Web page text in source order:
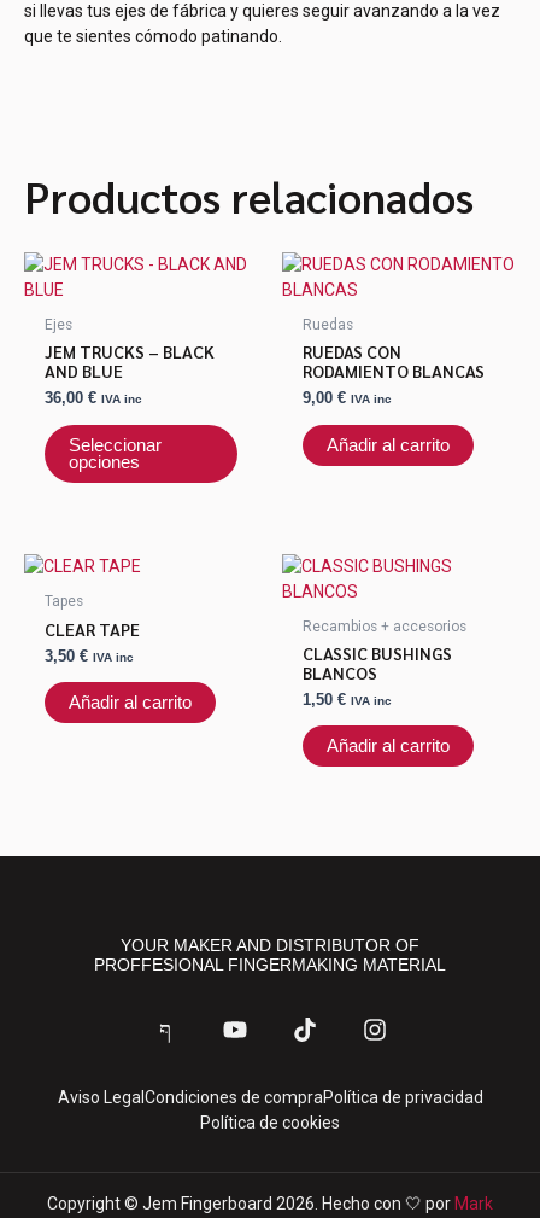
si llevas tus ejes de fábrica y quieres seguir avanzando a la vez
que te sientes cómodo patinando.
Productos relacionados
Ejes
JEM TRUCKS – BLACK
AND BLUE
36,00 € IVA inc
Seleccionar
opciones
Este
producto
variantes.
pueden
página
producto
Ruedas
RUEDAS CON
RODAMIENTO BLANCAS
9,00 € IVA inc
Añadir al carrito
Tapes
CLEAR TAPE
3,50 € IVA inc
Añadir al carrito
Recambios + accesorios
CLASSIC BUSHINGS
BLANCOS
1,50 € IVA inc
Añadir al carrito
YOUR MAKER AND DISTRIBUTOR OF
PROFFESIONAL FINGERMAKING MATERIAL
k
f
e
b
o
u
b
i
o
k
n
a
a
m
Aviso LegalCondiciones de compraPolítica de privacidad
Política de cookies
Copyright © Jem Fingerboard 2026. Hecho con 🤍 porMark